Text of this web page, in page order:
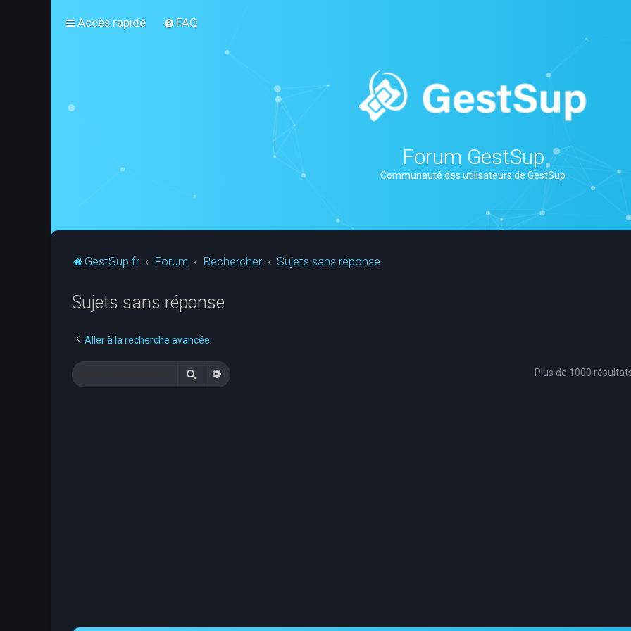
Accès rapide FAQ
Forum GestSup
Communauté des utilisateurs de GestSup
GestSup.fr Forum Rechercher Sujets sans réponse
Sujets sans réponse
Aller à la recherche avancée
RechercherRecherche avancée Plus de 1000